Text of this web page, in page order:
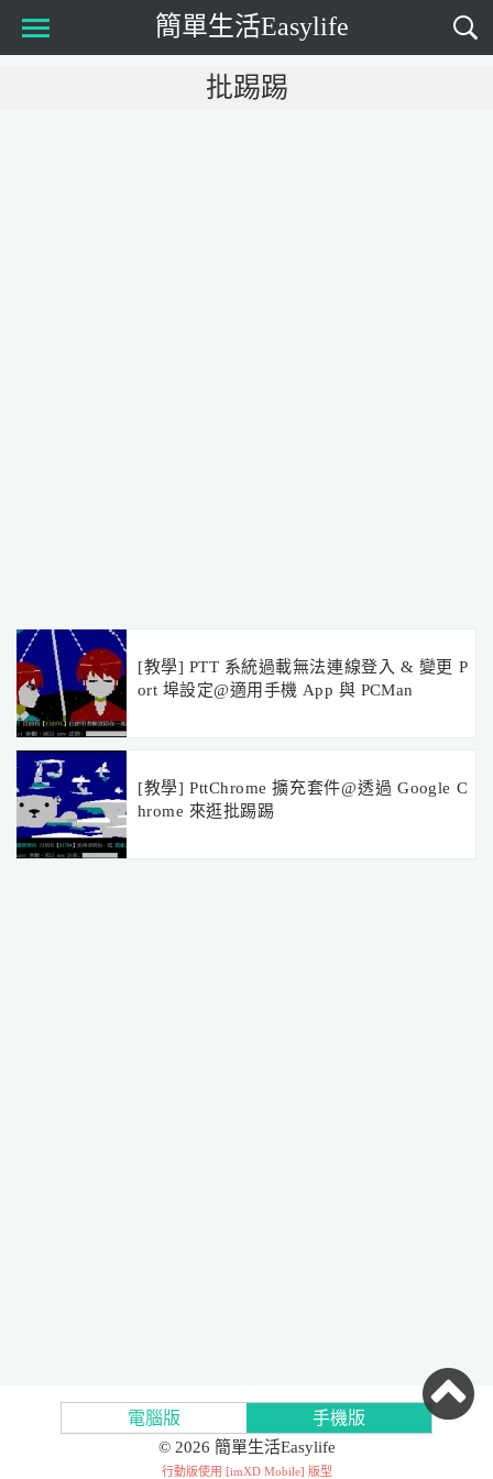
簡單生活Easylife
批踢踢
[教學] PTT 系統過載無法連線登入 & 變更 P
ort 埠設定@適用手機 App 與 PCMan
[教學] PttChrome 擴充套件@透過 Google C
hrome 來逛批踢踢
電腦版 手機版
© 2026 簡單生活Easylife
行動版使用 [imXD Mobile] 版型